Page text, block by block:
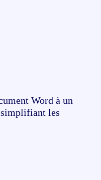
Word à un
simplifiant les